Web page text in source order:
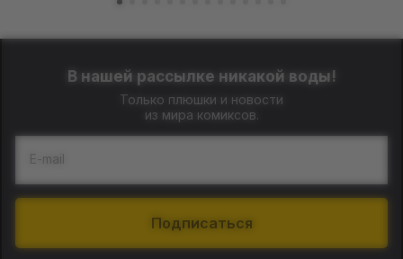
В нашей рассылке никакой воды!
Только плюшки и новости
из мира комиксов.
E-mail
Подписаться